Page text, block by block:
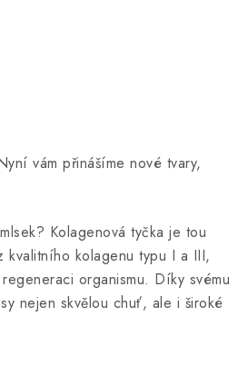
vám přinášíme nové tvary,
Kolagenová tyčka je tou
kvalitního kolagenu typu I a III,
organismu. Díky svému
nejen skvělou chuť, ale i široké